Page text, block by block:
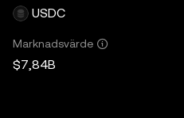
USDC
Marknadsvärde
$7,84B